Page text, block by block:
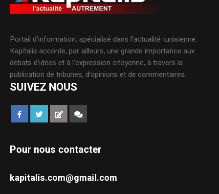
Portail d’information, spécialisé dans l’actualité tunisienne.
Kapitalis accorde, par ailleurs, une grande importance aux
débats d’idées et à l’expression citoyenne, à travers la
publication de tribunes, d’opinions et de commentaires.
SUIVEZ NOUS
Pour nous contacter
kapitalis.com@gmail.com